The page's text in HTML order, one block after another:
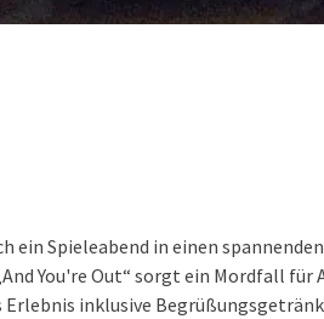
ein Spieleabend in einen
You're Out“ sorgt ein Mordfall für
inklusive